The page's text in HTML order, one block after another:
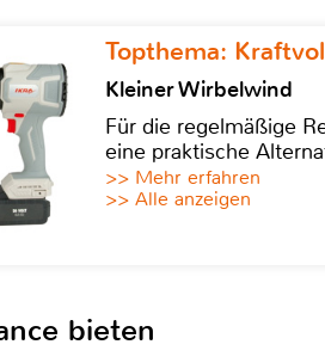
Topthema:
Kleiner Wirbelwind
Für die regelmäßige
eine praktische
>> Mehr erfahren
>> Alle anzeigen
bieten